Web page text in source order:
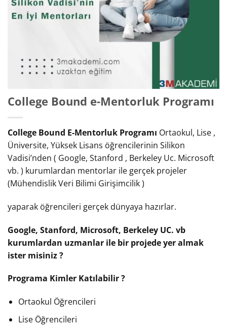
College Bound e-Mentorluk Programı
College Bound E-Mentorluk Programı Ortaokul, Lise ,
Üniversite, Yüksek Lisans öğrencilerinin Silikon
Vadisi’nden ( Google, Stanford , Berkeley Uc. Microsoft
vb. ) kurumlardan mentorlar ile gerçek projeler
(Mühendislik Veri Bilimi Girişimcilik )
yaparak öğrencileri gerçek dünyaya hazırlar.
Google, Stanford, Microsoft, Berkeley UC. vb
kurumlardan uzmanlar ile bir projede yer almak
ister misiniz ?
Programa Kimler Katılabilir ?
Ortaokul Öğrencileri
Lise Öğrencileri